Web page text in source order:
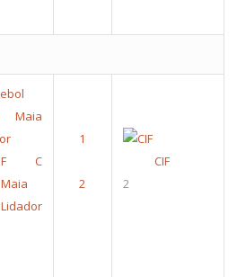
F C
Maia
Lidador
CIF
2